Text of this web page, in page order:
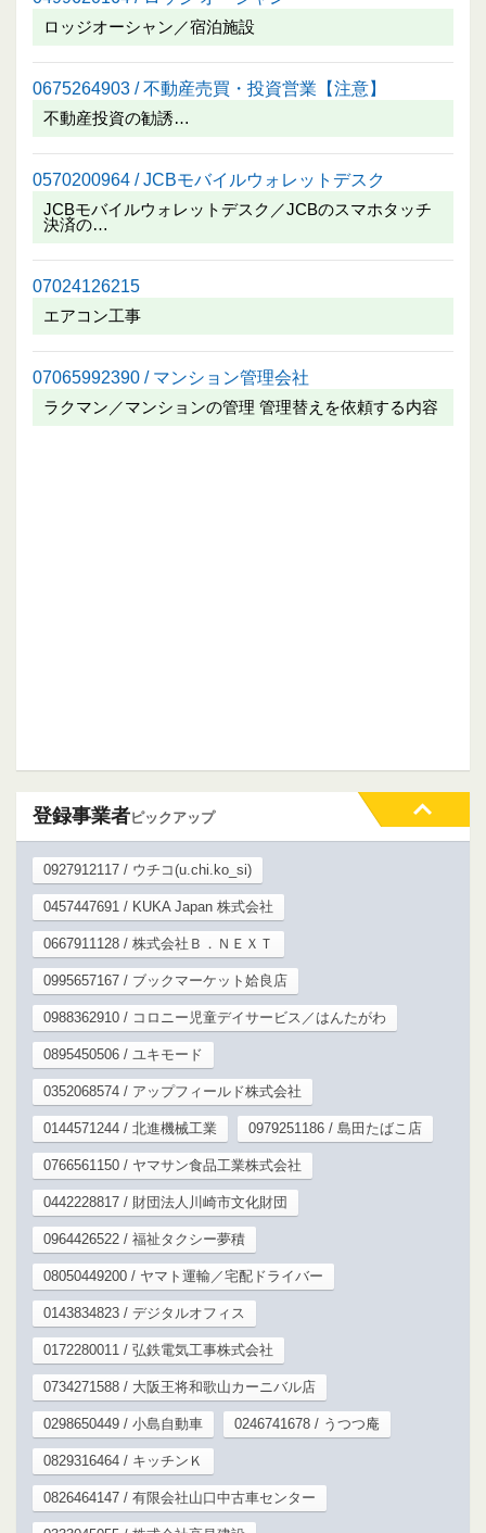
ロッジオーシャン／宿泊施設
0675264903 / 不動産売買・投資営業【注意】
不動産投資の勧誘…
0570200964 / JCBモバイルウォレットデスク
JCBモバイルウォレットデスク／JCBのスマホタッチ
決済の…
07024126215
エアコン工事
07065992390 / マンション管理会社
ラクマン／マンションの管理 管理替えを依頼する内容
登録事業者ピックアップ
0927912117 / ウチコ(u.chi.ko_si)
0457447691 / KUKA Japan 株式会社
0667911128 / 株式会社Ｂ．ＮＥＸＴ
0995657167 / ブックマーケット姶良店
0988362910 / コロニー児童デイサービス／はんたがわ
0895450506 / ユキモード
0352068574 / アップフィールド株式会社
0144571244 / 北進機械工業 0979251186 / 島田たばこ店
0766561150 / ヤマサン食品工業株式会社
0442228817 / 財団法人川崎市文化財団
0964426522 / 福祉タクシー夢積
08050449200 / ヤマト運輸／宅配ドライバー
0143834823 / デジタルオフィス
0172280011 / 弘鉄電気工事株式会社
0734271588 / 大阪王将和歌山カーニバル店
0298650449 / 小島自動車 0246741678 / うつつ庵
0829316464 / キッチンＫ
0826464147 / 有限会社山口中古車センター